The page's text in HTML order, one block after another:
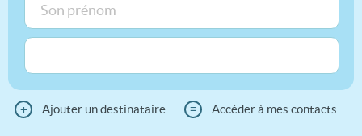
+ Ajouter un destinataire ≡ Accéder à mes contacts